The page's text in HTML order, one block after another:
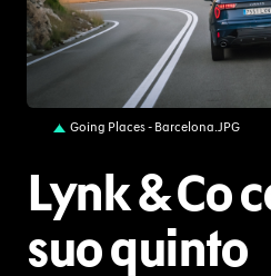
Going Places - Barcelona.JPG
Lynk & Co
suo quinto